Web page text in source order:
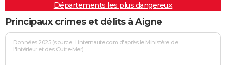
Départements les plus dangereux
Principaux crimes et délits à Aigne
Données 2025 (source : Linternaute.com d'après le Ministère de
l'Intérieur et des Outre-Mer)